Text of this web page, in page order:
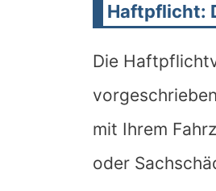
Haftpflicht:
Die
mit Ihrem
oder